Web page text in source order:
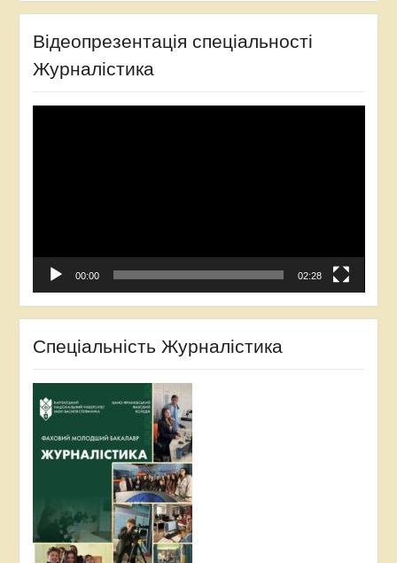
Відеопрезентація спеціальності
Журналістика
00:00 02:28
Спеціальність Журналістика